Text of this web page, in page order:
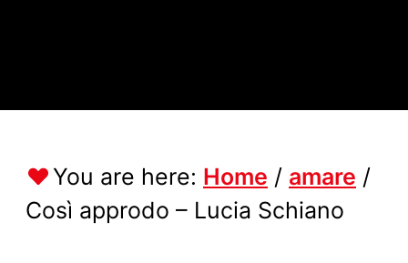
You are here: Home / amare /
Così approdo – Lucia Schiano